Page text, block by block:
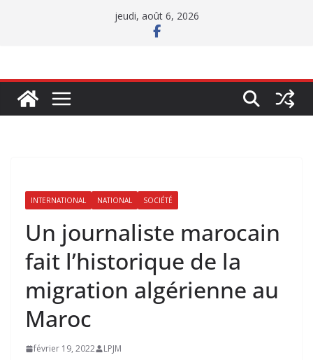
jeudi, août 6, 2026
INTERNATIONAL NATIONAL SOCIÉTÉ
Un journaliste marocain
fait l’historique de la
migration algérienne au
Maroc
février 19, 2022 LPJM